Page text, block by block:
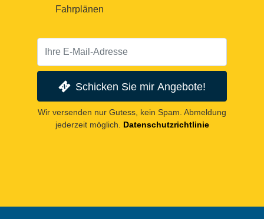
Fahrplänen
Schicken Sie mir Angebote!
Wir versenden nur Gutess, kein Spam. Abmeldung
jederzeit möglich.
Datenschutzrichtlinie